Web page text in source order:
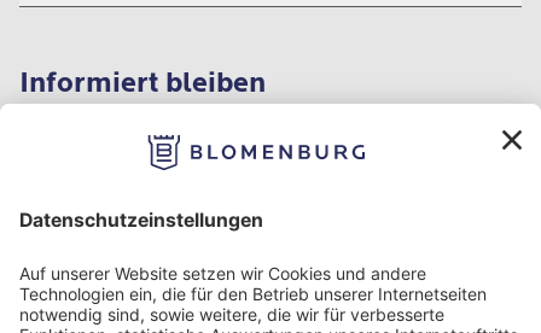
Informiert bleiben
Impressum